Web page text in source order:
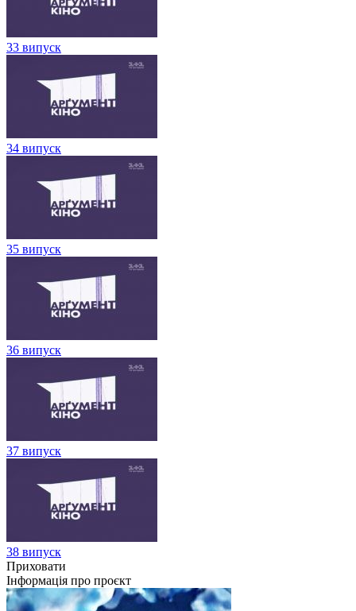
33 випуск
34 випуск
35 випуск
36 випуск
37 випуск
38 випуск
Приховати
Інформація про проєкт